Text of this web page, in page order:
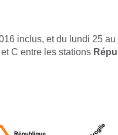
inclus, et du lundi 25
C entre les stations